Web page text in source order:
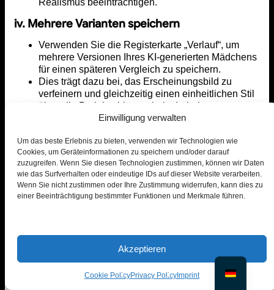
Einwilligung verwalten
Um das beste Erlebnis zu bieten, verwenden wir Technologien wie
Cookies, um Geräteinformationen zu speichern und/oder darauf
zuzugreifen. Wenn Sie diesen Technologien zustimmen, können wir Daten
wie das Surfverhalten oder eindeutige IDs auf dieser Website verarbeiten.
Wenn Sie nicht zustimmen oder Ihre Zustimmung widerrufen, kann dies zu
einer Beeinträchtigung bestimmter Funktionen und Merkmale führen.
Akzeptieren
Cookie PolicyPrivacy Policy Imprint
iv. Mehrere Varianten speichern
Verwenden Sie die Registerkarte „Verlauf“, um
mehrere Versionen Ihres KI-generierten Mädchens
für einen späteren Vergleich zu speichern.
Dies trägt dazu bei, das Erscheinungsbild zu
verfeinern und gleichzeitig einen einheitlichen Stil
über alle Projekte hinweg beizubehalten.
Designer, Vermarkter und Entwickler durchgängig KI-
generierte Mädchenbilder erstellen, die sowohl
überzeugend als auch glaubwürdig sind und sich für die
kommerzielle Nutzung, kreative Portfolios oder
Produktmodelle eignen.
8. KI-generiertes Mädchen mit